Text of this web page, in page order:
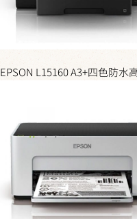
EPSON L15160 A3+四色防